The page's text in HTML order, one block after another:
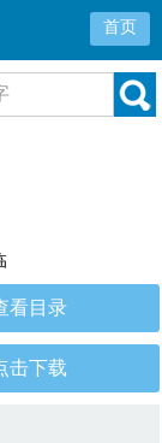
首页
看目录
击下载